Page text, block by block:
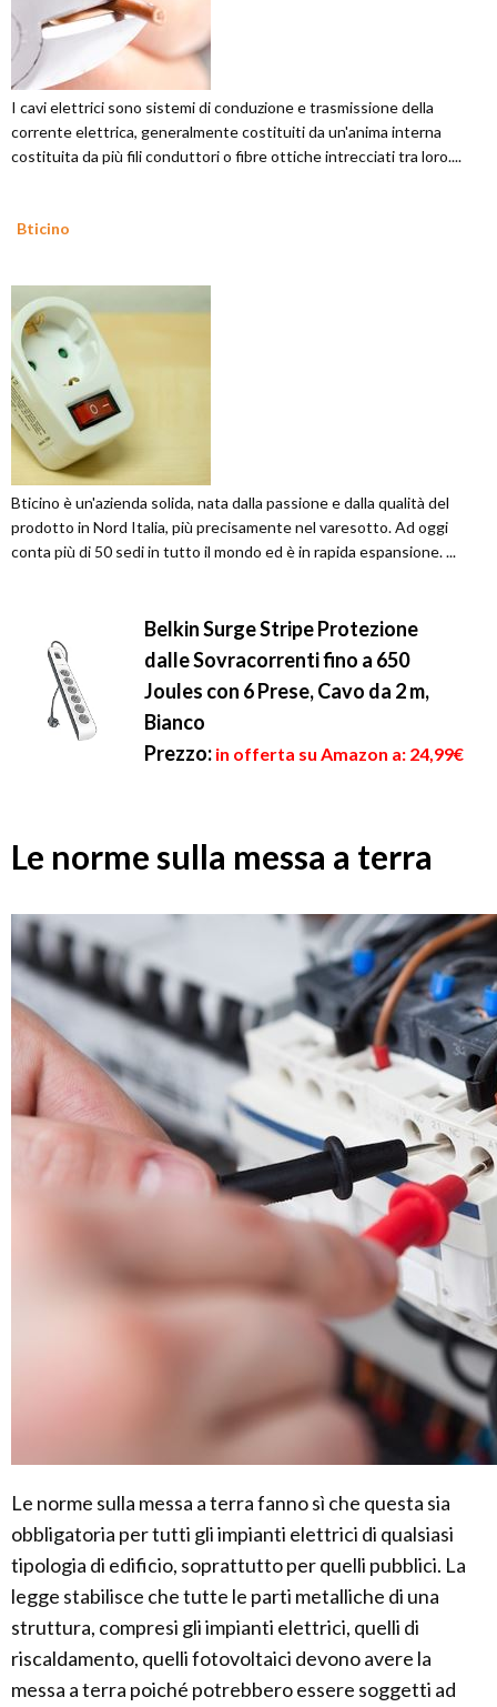
I cavi elettrici sono sistemi di conduzione e trasmissione della
corrente elettrica, generalmente costituiti da un'anima interna
costituita da più fili conduttori o fibre ottiche intrecciati tra loro....
Bticino
Bticino è un'azienda solida, nata dalla passione e dalla qualità del
prodotto in Nord Italia, più precisamente nel varesotto. Ad oggi
conta più di 50 sedi in tutto il mondo ed è in rapida espansione. ...
Belkin Surge Stripe Protezione
dalle Sovracorrenti fino a 650
Joules con 6 Prese, Cavo da 2 m,
Bianco
Prezzo: in offerta su Amazon a: 24,99€
Le norme sulla messa a terra
Le norme sulla messa a terra fanno sì che questa sia
obbligatoria per tutti gli impianti elettrici di qualsiasi
tipologia di edificio, soprattutto per quelli pubblici. La
legge stabilisce che tutte le parti metalliche di una
struttura, compresi gli impianti elettrici, quelli di
riscaldamento, quelli fotovoltaici devono avere la
messa a terra poiché potrebbero essere soggetti ad